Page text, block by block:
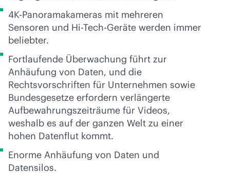
4K-Panoramakameras mit mehreren
Sensoren und Hi-Tech-Geräte werden immer
beliebter.
Fortlaufende Überwachung führt zur
Anhäufung von Daten, und die
Rechtsvorschriften für Unternehmen sowie
Bundesgesetze erfordern verlängerte
Aufbewahrungszeiträume für Videos,
weshalb es auf der ganzen Welt zu einer
hohen Datenflut kommt.
Enorme Anhäufung von Daten und
Datensilos.